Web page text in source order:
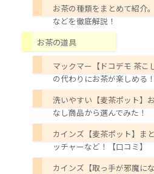
お茶の種類をまとめて紹介
などを徹底解説！
お茶の道具
マックマー【ドコデモ 茶こ
の代わりにお茶が楽しめる！
洗いやすい【麦茶ポット】
なし商品から選んでみた！
カインズ【麦茶ポット】ま
ッチャーなど！【口コミ】
カインズ【取っ手が邪魔に